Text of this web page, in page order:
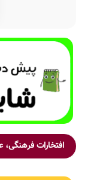
افتخارات